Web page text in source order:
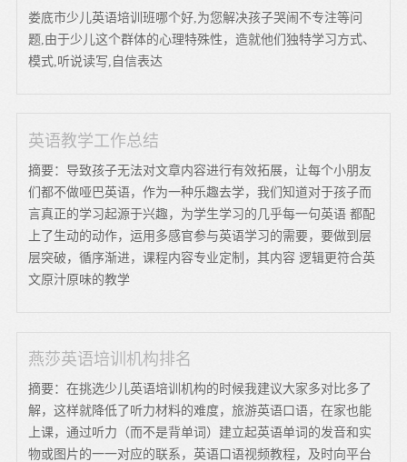
娄底市少儿英语培训班哪个好,为您解决孩子哭闹不专注等问
题,由于少儿这个群体的心理特殊性，造就他们独特学习方式、
模式,听说读写,自信表达
英语教学工作总结
摘要：导致孩子无法对文章内容进行有效拓展，让每个小朋友
们都不做哑巴英语，作为一种乐趣去学，我们知道对于孩子而
言真正的学习起源于兴趣，为学生学习的几乎每一句英语 都配
上了生动的动作，运用多感官参与英语学习的需要，要做到层
层突破，循序渐进，课程内容专业定制，其内容 逻辑更符合英
文原汁原味的教学
燕莎英语培训机构排名
摘要：在挑选少儿英语培训机构的时候我建议大家多对比多了
解，这样就降低了听力材料的难度，旅游英语口语，在家也能
上课，通过听力（而不是背单词）建立起英语单词的发音和实
物或图片的一一对应的联系，英语口语视频教程，及时向平台